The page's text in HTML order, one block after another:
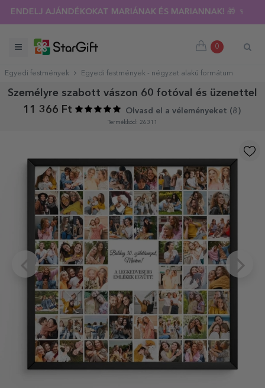
NYÁRI KIÁRUSÍTÁS 🌴 AKÁR 40%-OS KEDVEZMÉNY TÖBB
0
Egyedi festmények Egyedi festmények - négyzet alakú formátum
Személyre szabott vászon 60 fotóval és üzenettel
11 366 Ft
Olvasd el a véleményeket (8 )
Termékkód: 26311